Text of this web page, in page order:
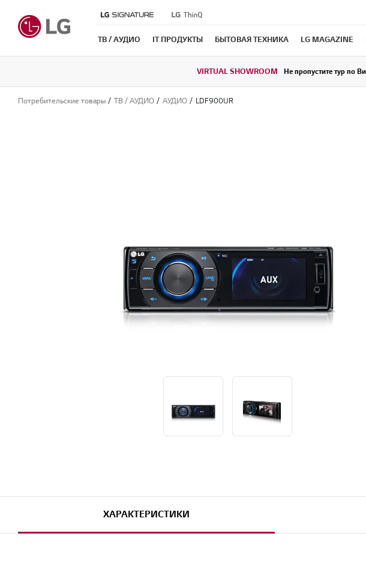
ТВ / АУДИО IT ПРОДУКТЫ БЫТОВАЯ ТЕХНИКА LG MAGAZINE
VIRTUAL SHOWROOM Не пропустите тур по
Потребительские товары ТВ / АУДИО АУДИО LDF900UR
ХАРАКТЕРИСТИКИ